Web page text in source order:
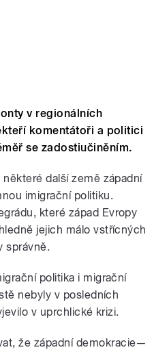
v regionálních
komentátoři a politici
se zadostiučiněním.
další země západní
imigrační politiku.
které západ Evropy
jejich málo vstřícných
správně.
politika i migrační
nebyly v posledních
v uprchlické krizi.
že západní demokracie—